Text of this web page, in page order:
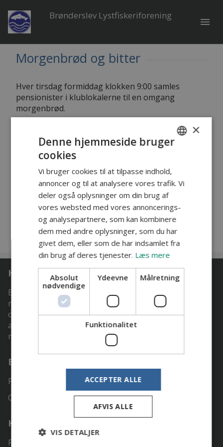
Brønderslev Lystfiskeriforening
menu
Morgenbrød og bitter
Hver tirsdag formiddag klokken 9:00 samles
pensionister i klublokalerne til en omgang
morgenbrød.
arrangementer og fisketure aftales omkring
bordet.
Der er mange der har stor glæde af at være mere
end én afsted, når man kommer op i årene og
dermed har en hjælpene hånd hvis Ryå's brinker
og drænhuller snyder en.
Hvem er vi
Brønderslev Lystfiskeriforening (BLF) er en forening
med ca 200 medlemmer. Foreningen har fiskeret på
over 50 km fiskevand i det sydlige Vendsyssel, og
arbejder konstant på at få mere fiskevand til
medlemmerne.
BLF på facebook
Facebook
Cookiepolitik
Kontakt
Formand: Steen Rubæk
ENGLISH
×
Denne hjemmeside bruger
cookies
Vi bruger cookies til at tilpasse indhold,
annoncer og til at analysere vores trafik. Vi
deler også oplysninger om din brug af
vores websted med vores annoncerings-
og analysepartnere, som kan kombinere
dem med andre oplysninger, som du har
givet dem, eller som de har indsamlet fra
din brug af deres tjenester. Læs mere
Absolut
nødvendige
Ydeevne Målretning
Funktionalitet
ACCEPTER ALLE
AFVIS ALLE
VIS DETALJER